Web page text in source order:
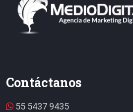
Contáctanos
55 5437 9435